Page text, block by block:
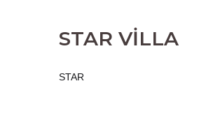
STAR VİLLA
STAR